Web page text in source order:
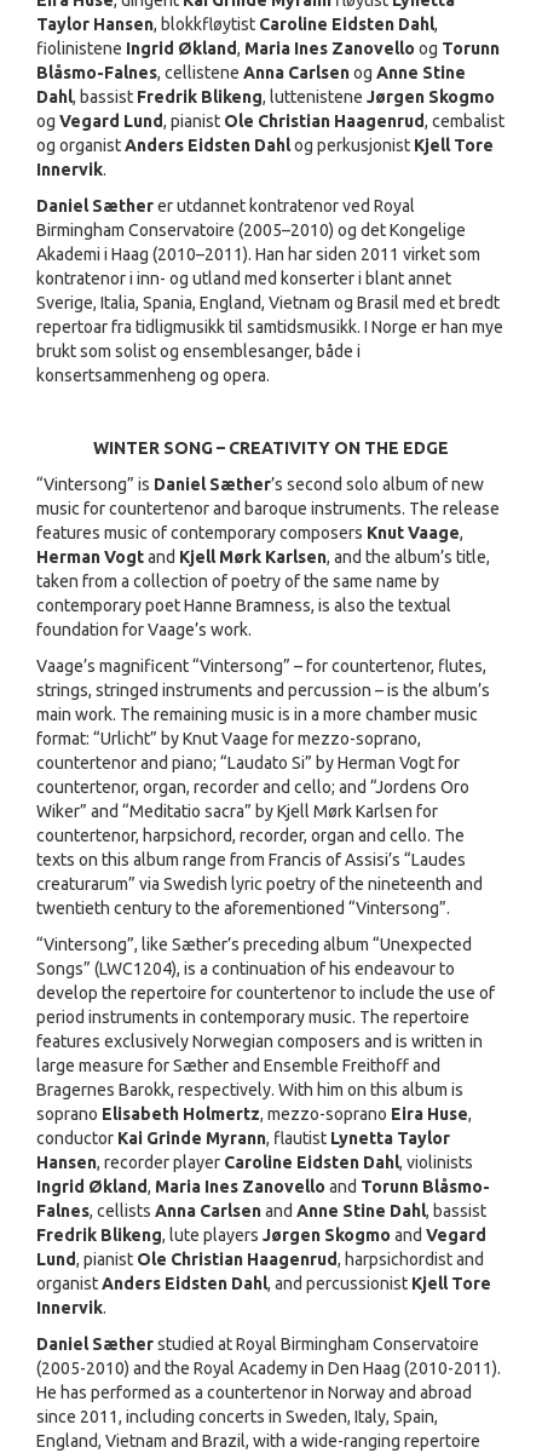
Taylor Hansen, blokkfløytist Caroline Eidsten Dahl,
fiolinistene Ingrid Økland, Maria Ines Zanovello og Torunn
Blåsmo-Falnes, cellistene Anna Carlsenog Anne Stine
Dahl, bassist Fredrik Blikeng, luttenistene Jørgen Skogmo
og Vegard Lund, pianist Ole Christian Haagenrud, cembalist
og organistAnders Eidsten Dahlog perkusjonist Kjell Tore
Innervik.
Daniel Sætherer utdannet kontratenor ved Royal
Birmingham Conservatoire (2005–2010) og det Kongelige
Akademi i Haag (2010–2011). Han har siden 2011 virket som
kontratenor i inn- og utland med konserter i blant annet
Sverige, Italia, Spania, England, Vietnam og Brasil med et bredt
repertoar fra tidligmusikk til samtidsmusikk. I Norge er han mye
brukt som solist og ensemblesanger, både i
konsertsammenheng og opera.
WINTER SONG – CREATIVITY ON THE EDGE
“Vintersong” is Daniel Sæther’s second solo album of new
music for countertenor and baroque instruments. The release
features music of contemporary composers Knut Vaage,
Herman Vogtand Kjell Mørk Karlsen, and the album’s title,
taken from a collection of poetry of the same name by
contemporary poet Hanne Bramness, is also the textual
foundation for Vaage’s work.
Vaage’s magnificent “Vintersong” – for countertenor, flutes,
strings, stringed instruments and percussion – is the album’s
main work. The remaining music is in a more chamber music
format: “Urlicht” by Knut Vaage for mezzo-soprano,
countertenor and piano; “Laudato Si” by Herman Vogt for
countertenor, organ, recorder and cello; and “Jordens Oro
Wiker” and “Meditatio sacra” by Kjell Mørk Karlsen for
countertenor, harpsichord, recorder, organ and cello. The
texts on this album range from Francis of Assisi’s “Laudes
creaturarum” via Swedish lyric poetry of the nineteenth and
twentieth century to the aforementioned “Vintersong”.
“Vintersong”, like Sæther’s preceding album “Unexpected
Songs” (LWC1204), is a continuation of his endeavour to
develop the repertoire for countertenor to include the use of
period instruments in contemporary music. The repertoire
features exclusively Norwegian composers and is written in
large measure for Sæther and Ensemble Freithoff and
Bragernes Barokk, respectively. With him on this album is
soprano Elisabeth Holmertz, mezzo-soprano Eira Huse,
conductor Kai Grinde Myrann, flautist Lynetta Taylor
Hansen, recorder player Caroline Eidsten Dahl, violinists
Ingrid Økland, Maria Ines Zanovello and Torunn Blåsmo-
Falnes, cellists Anna Carlsenand Anne Stine Dahl, bassist
Fredrik Blikeng, lute players Jørgen Skogmo and Vegard
Lund, pianist Ole Christian Haagenrud, harpsichordist and
organistAnders Eidsten Dahl, and percussionist Kjell Tore
Innervik.
Daniel Sætherstudied at Royal Birmingham Conservatoire
(2005-2010) and the Royal Academy in Den Haag (2010-2011).
He has performed as a countertenor in Norway and abroad
since 2011, including concerts in Sweden, Italy, Spain,
England, Vietnam and Brazil, with a wide-ranging repertoire